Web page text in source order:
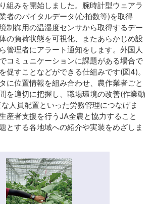
組みを開始しました。腕時計型ウェアラ
者のバイタルデータ(心拍数等)を取得
制御用の温湿度センサから取得するデー
の負荷状態を可視化、またあらかじめ設
管理者にアラート通知をします。外国人
コミュニケーションに課題がある場合で
促すことなどができる仕組みです(図4)。
に位置情報を組み合わせ、農作業者ごと
を適切に把握し、職場環境の改善(作業動
人員配置といった労務管理につなげま
産者支援を行うJA全農と協力すること
とする各地域への紹介や実装をめざしま